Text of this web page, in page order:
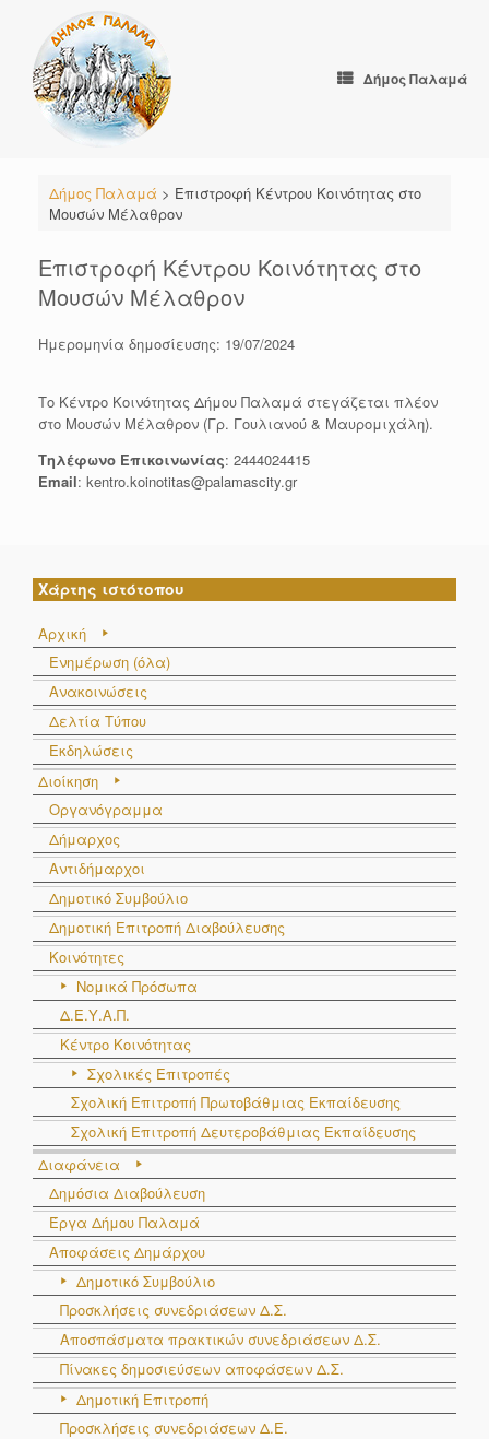
content
Δήμος Παλαμά
Δήμος Παλαμά > Επιστροφή Κέντρου Κοινότητας στο
Μουσών Μέλαθρον
Επιστροφή Κέντρου Κοινότητας στο
Μουσών Μέλαθρον
Ημερομηνία δημοσίευσης: 19/07/2024
Το Κέντρο Κοινότητας Δήμου Παλαμά στεγάζεται πλέον
στο Μουσών Μέλαθρον (Γρ. Γουλιανού & Μαυρομιχάλη).
Τηλέφωνο Επικοινωνίας: 2444024415
Email: kentro.koinotitas@palamascity.gr
Χάρτης ιστότοπου
Αρχική
Ενημέρωση (όλα)
Ανακοινώσεις
Δελτία Τύπου
Εκδηλώσεις
Διοίκηση
Οργανόγραμμα
Δήμαρχος
Αντιδήμαρχοι
Δημοτικό Συμβούλιο
Δημοτική Επιτροπή Διαβούλευσης
Κοινότητες
Νομικά Πρόσωπα
Δ.Ε.Υ.Α.Π.
Κέντρο Κοινότητας
Σχολικές Επιτροπές
Σχολική Επιτροπή Πρωτοβάθμιας Εκπαίδευσης
Σχολική Επιτροπή Δευτεροβάθμιας Εκπαίδευσης
Διαφάνεια
Δημόσια Διαβούλευση
Έργα Δήμου Παλαμά
Αποφάσεις Δημάρχου
Δημοτικό Συμβούλιο
Προσκλήσεις συνεδριάσεων Δ.Σ.
Αποσπάσματα πρακτικών συνεδριάσεων Δ.Σ.
Πίνακες δημοσιεύσεων αποφάσεων Δ.Σ.
Δημοτική Επιτροπή
Προσκλήσεις συνεδριάσεων Δ.Ε.